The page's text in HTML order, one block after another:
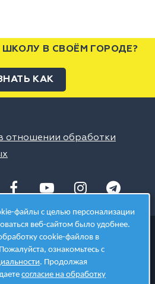
В СВОЁМ ГОРОДЕ?
КАК
отношении обработки
творчества
файлы с целью персонализации
веб-сайтом было удобнее.
cookie-файлов в
ознакомьтесь с
. Продолжая
согласие на обработку